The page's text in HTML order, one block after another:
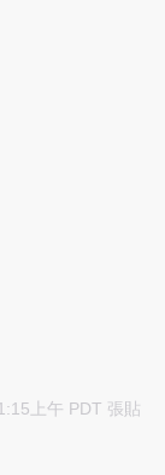
上午 PDT 張貼